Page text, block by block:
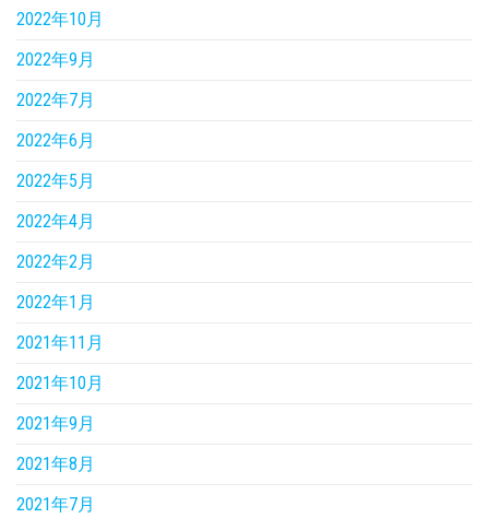
2022年10月
2022年9月
2022年7月
2022年6月
2022年5月
2022年4月
2022年2月
2022年1月
2021年11月
2021年10月
2021年9月
2021年8月
2021年7月